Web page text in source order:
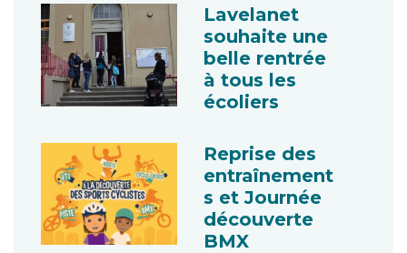
Lavelanet
souhaite une
belle rentrée
à tous les
écoliers
Reprise des
entraînement
s et Journée
découverte
BMX